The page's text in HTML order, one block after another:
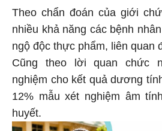
Theo chẩn đoán của giới
nhiều khả năng các bệnh
ngộ độc thực phẩm, liên quan
Cũng theo lời quan chức
nghiệm cho kết quả dương
12% mẫu xét nghiệm âm
huyết.